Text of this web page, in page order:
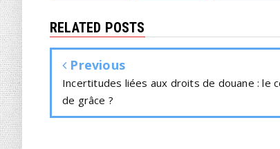
RELATED POSTS
Previous
Incertitudes liées aux droits de douane : le
de grâce ?